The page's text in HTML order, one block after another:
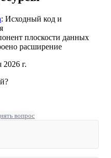
: Исходный код и
плоскости данных
расширение
г.
вопрос